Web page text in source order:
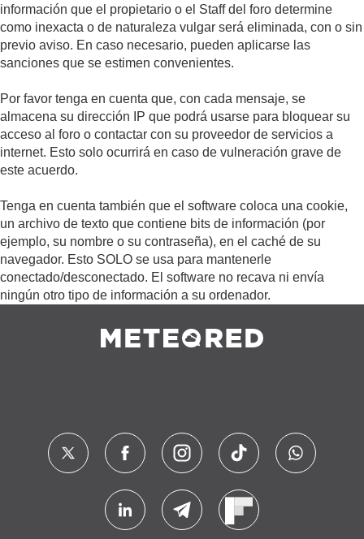
información que el propietario o el Staff del foro determine
como inexacta o de naturaleza vulgar será eliminada, con o sin
previo aviso. En caso necesario, pueden aplicarse las
sanciones que se estimen convenientes.
Por favor tenga en cuenta que, con cada mensaje, se
almacena su dirección IP que podrá usarse para bloquear su
acceso al foro o contactar con su proveedor de servicios a
internet. Esto solo ocurrirá en caso de vulneración grave de
este acuerdo.
Tenga en cuenta también que el software coloca una cookie,
un archivo de texto que contiene bits de información (por
ejemplo, su nombre o su contraseña), en el caché de su
navegador. Esto SOLO se usa para mantenerle
conectado/desconectado. El software no recava ni envía
ningún otro tipo de información a su ordenador.